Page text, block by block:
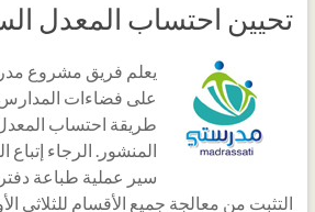
تحيين احتساب المعدل
يعلم فريق مشروع
على فضاءات المدارس
طريقة احتساب
المنشور. الرجاء إتباع
التثبت من معالجة جميع الأقسام للثلاثي